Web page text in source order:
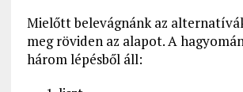
Mielőtt belevágnánk az
meg röviden az alapot. A
három lépésből áll: